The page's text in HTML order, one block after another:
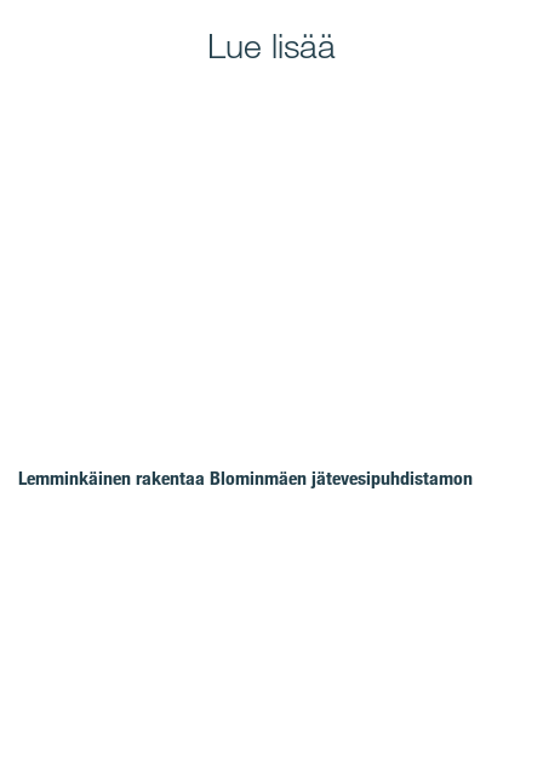
Lue lisää
Lemminkäinen rakentaa Blominmäen jätevesipuhdistamon